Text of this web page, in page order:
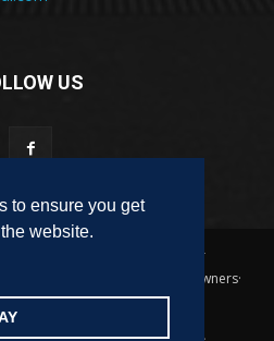
to ensure you get
website.
US
| All Rights Reserved · And Our
Belongs To Their Respective Owners·
SEO